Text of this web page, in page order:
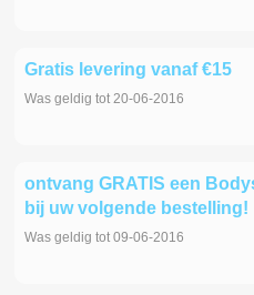
Gratis levering vanaf €15
Was geldig tot 20-06-2016
ontvang GRATIS een
bij uw volgende bestelling!
Was geldig tot 09-06-2016